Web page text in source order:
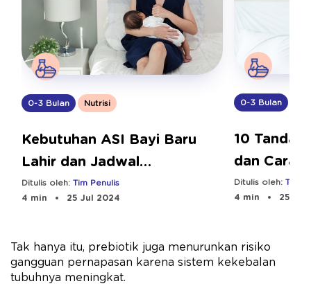
0-3 Bulan Nutrisi
Kebutuhan ASI Bayi Baru
Lahir dan Jadwal
Menyusuinya
Ditulis oleh: Tim Penulis
4 min
25 Jul 2024
0-3 Bulan
10 Tanda
dan Cara
Ditulis oleh: Tim
4 min
25 Jul
Tak hanya itu, prebiotik juga menurunkan risiko
gangguan pernapasan karena sistem kekebalan
tubuhnya meningkat.